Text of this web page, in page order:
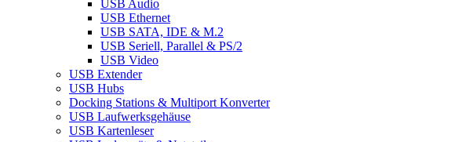
USB Audio
USB Ethernet
USB SATA, IDE & M.2
USB Seriell, Parallel & PS/2
USB Video
USB Extender
USB Hubs
Docking Stations & Multiport Konverter
USB Laufwerksgehäuse
USB Kartenleser